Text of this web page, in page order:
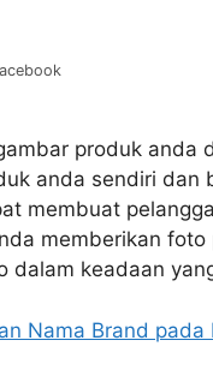
produk anda
anda sendiri
membuat
memberikan
dalam keadaan
Nama Brand pada